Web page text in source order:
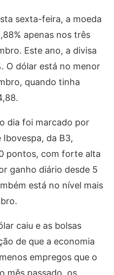
sexta-feira, a moeda
apenas nos três
Este ano, a divisa
O dólar está no menor
quando tinha
dia foi marcado por
da B3,
pontos, com forte alta
ganho diário desde 5
está no nível mais
caiu e as bolsas
de que a economia
empregos que o
mês passado, os